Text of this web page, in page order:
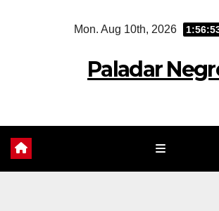
Mon. Aug 10th, 2026
Paladar